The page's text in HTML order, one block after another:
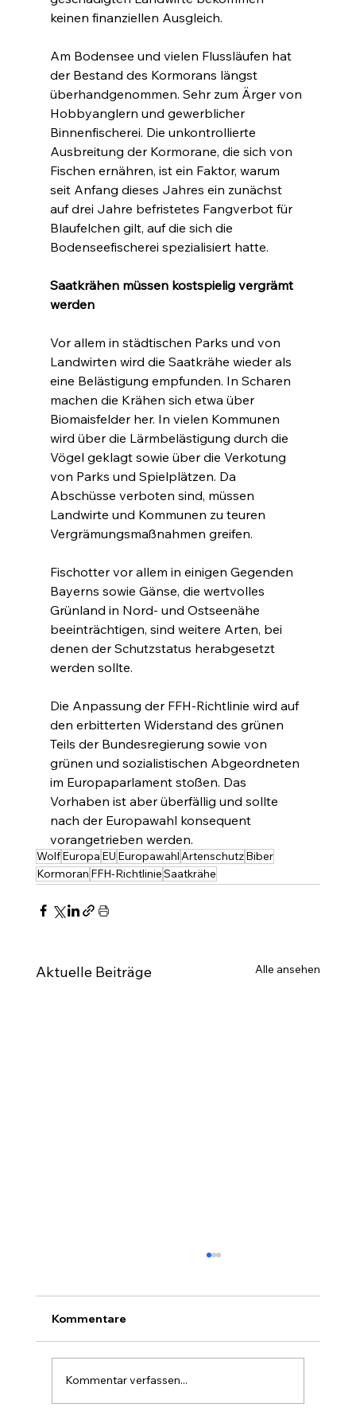
keinen finanziellen Ausgleich.
Am Bodensee und vielen Flussläufen hat
der Bestand des Kormorans längst
überhandgenommen. Sehr zum Ärger von
Hobbyanglern und gewerblicher
Binnenfischerei. Die unkontrollierte
Ausbreitung der Kormorane, die sich von
Fischen ernähren, ist ein Faktor, warum
seit Anfang dieses Jahres ein zunächst
auf drei Jahre befristetes Fangverbot für
Blaufelchen gilt, auf die sich die
Bodenseefischerei spezialisiert hatte.
Saatkrähen müssen kostspielig vergrämt
werden
Vor allem in städtischen Parks und von
Landwirten wird die Saatkrähe wieder als
eine Belästigung empfunden. In Scharen
machen die Krähen sich etwa über
Biomaisfelder her. In vielen Kommunen
wird über die Lärmbelästigung durch die
Vögel geklagt sowie über die Verkotung
von Parks und Spielplätzen. Da
Abschüsse verboten sind, müssen
Landwirte und Kommunen zu teuren
Vergrämungsmaßnahmen greifen.
Fischotter vor allem in einigen Gegenden
Bayerns sowie Gänse, die wertvolles
Grünland in Nord- und Ostseenähe
beeinträchtigen, sind weitere Arten, bei
denen der Schutzstatus herabgesetzt
werden sollte.
Die Anpassung der FFH-Richtlinie wird auf
den erbitterten Widerstand des grünen
Teils der Bundesregierung sowie von
grünen und sozialistischen Abgeordneten
im Europaparlament stoßen. Das
Vorhaben ist aber überfällig und sollte
nach der Europawahl konsequent
vorangetrieben werden.
WolfEuropa EU Europawahl ArtenschutzBiber
Kormoran FFH-RichtlinieSaatkrähe
Aktuelle Beiträge Alle ansehen
Kommentare
Kommentar verfassen...